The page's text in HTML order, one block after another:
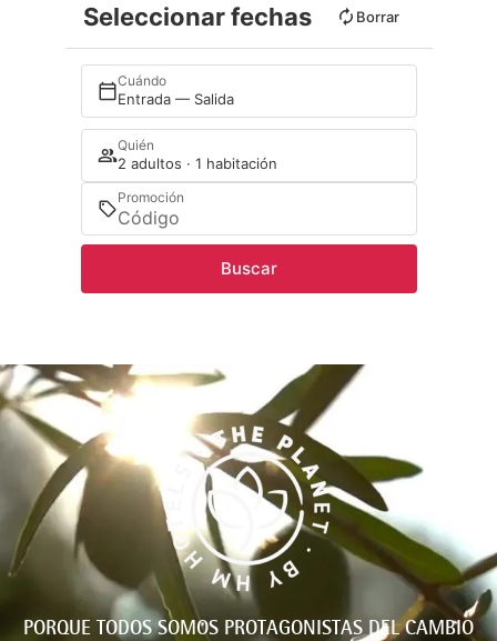
Seleccionar fechas Borrar
Cuándo
Entrada — Salida
Quién
2 adultos · 1 habitación
Promoción
Buscar
PORQUE TODOS SOMOS PROTAGONISTAS DEL CAMBIO